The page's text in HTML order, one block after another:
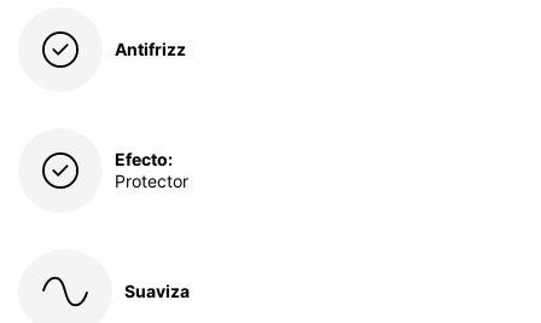
Antifrizz
Efecto:
Protector
Suaviza